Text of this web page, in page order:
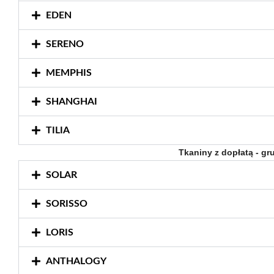
EDEN
SERENO
MEMPHIS
SHANGHAI
TILIA
Tkaniny z dopłatą -
SOLAR
SORISSO
LORIS
ANTHALOGY